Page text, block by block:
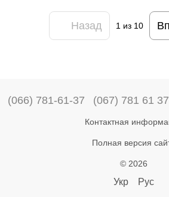
Назад 1из 10
(066) 781-61-37 (067) 781 61 37
Контактная
Полная версия
© 2026
Укр Рус